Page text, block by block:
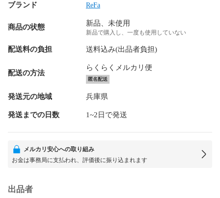
ブランド ReFa
商品の状態 新品、未使用
新品で購入し、一度も使用していない
配送料の負担 送料込み(出品者負担)
配送の方法
らくらくメルカリ便
匿名配送
発送元の地域 兵庫県
発送までの日数 1~2日で発送
メルカリ安心への取り組み
お金は事務局に支払われ、評価後に振り込まれます
出品者